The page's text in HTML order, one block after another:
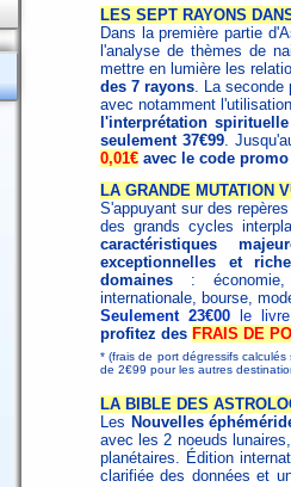
LES SEPT RAYONS
Dans la première partie
l'analyse de thèmes de
mettre en lumière les
des 7 rayons. La seconde
avec notamment
l'interprétation spirituelle
seulement 37€99.
0,01€ avec le code
LA GRANDE MUTATION
S'appuyant sur des
des grands cycles
caractéristiques
exceptionnelles et
domaines : économie,
internationale, bourse,
Seulement 23€00
le
profitez des FRAIS DE
* (frais de port dégressifs
de 2€99 pour les autres
LA BIBLE DES
Les Nouvelles
avec les 2 noeuds
planétaires. Édition
clarifiée des données et